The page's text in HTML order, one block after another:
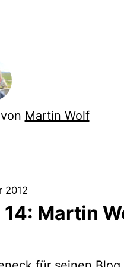
Martin Wolf
2012
Martin